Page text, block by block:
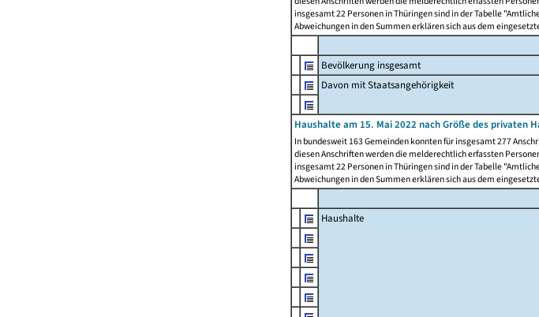
insgesamt 22 Personen in Thüringen sind in der Tabelle
Abweichungen in den Summen erklären sich aus dem
Bevölkerung insgesamt
Davon mit Staatsangehörigkeit
Haushalte am 15. Mai 2022 nach Größe des privaten
In bundesweit 163 Gemeinden konnten für insgesamt 277
diesen Anschriften werden die melderechtlich erfassten
insgesamt 22 Personen in Thüringen sind in der Tabelle
Abweichungen in den Summen erklären sich aus dem
Haushalte